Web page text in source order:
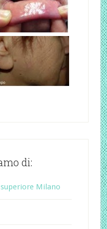
di:
Milano